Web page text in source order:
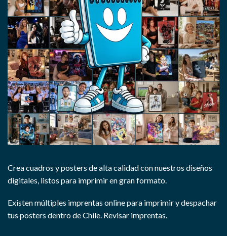
Crea cuadros y posters de alta calidad con nuestros diseños
digitales, listos para imprimir en gran formato.
Existen múltiples imprentas online para imprimir y despachar
tus posters dentro de Chile. Revisar imprentas.